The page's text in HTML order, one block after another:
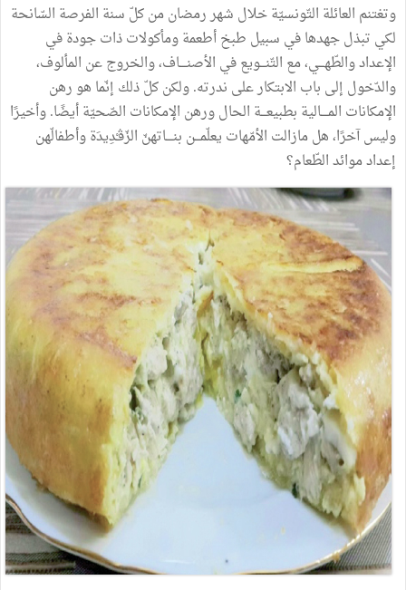
وتغتنم العائلة التّونسيّةخلال شهررمضانمنكلّ سنة الفرصة السّانحة
لكي تبذلجهدهافي سبيل طبخأطعمةومأكولاتذاتجودةفي
الإعدادوالطّهـــي،مع التّنـــويعفي الأصنــــاف،والخروجعن المألوف،
والدّخول إلى باب الابتكارعلى ندرته.ولكنكلّذلك إنّما هورهن
الإمكانات المــــالية بطبيعـــة الحالورهن الإمكانات الصّحيّةأيضًا.وأخيرًا
وليسآخرًا،هلمازالت الأمّهات يعلّمـــن بنــــاتهنّ الزّڤـْدِيدَةوأطفالّهن
إعدادموائدالطّعام؟